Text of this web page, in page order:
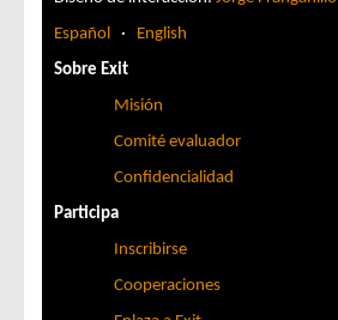
Español · English
Sobre Exit
Misión
Comité evaluador
Confidencialidad
Participa
Inscribirse
Cooperaciones